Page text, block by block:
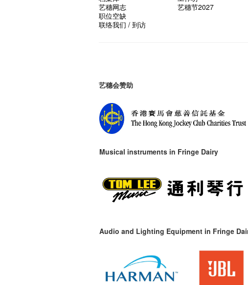
艺穗网志
职位空缺
联络我们 / 到访
艺穗节2027
艺穗会赞助
Musical instruments in Fringe Dairy
Audio and Lighting Equipment in Fringe